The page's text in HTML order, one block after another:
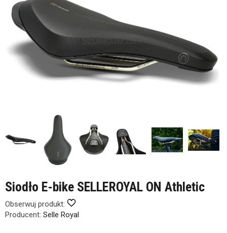
Siodło E-bike SELLEROYAL ON Athletic
Obserwuj produkt:
Producent: Selle Royal